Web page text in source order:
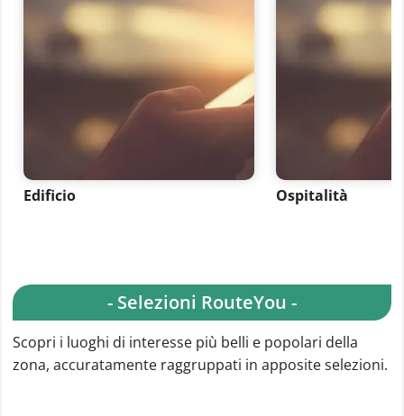
Edificio Ospitalità
- Selezioni RouteYou -
Scopri i luoghi di interesse più belli e popolari della
zona, accuratamente raggruppati in apposite selezioni.